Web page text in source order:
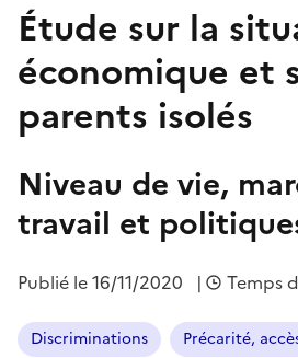
Étude sur la
économique et
parents isolés
Niveau de vie,
travail et
Publié le16/11/2020 | Temps
Discriminations Précarité,